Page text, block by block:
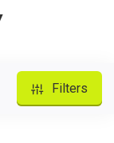
Filters